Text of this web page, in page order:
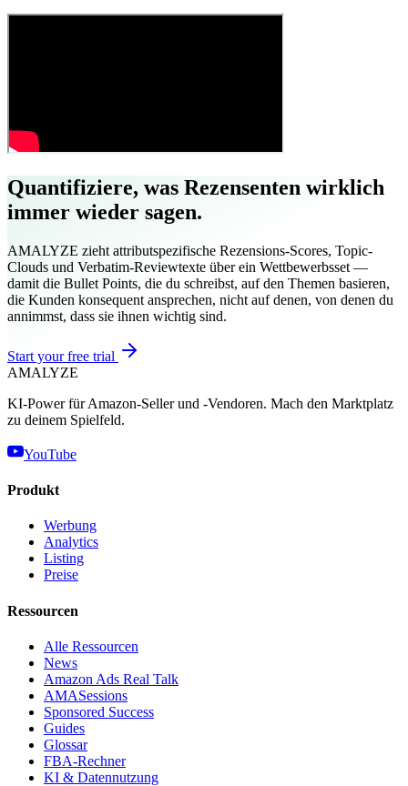
Quantifiziere, was Rezensenten wirklich
immer wieder sagen.
AMALYZE zieht attributspezifische Rezensions-Scores, Topic-
Clouds und Verbatim-Reviewtexte über ein Wettbewerbsset —
damit die Bullet Points, die du schreibst, auf den Themen basieren,
die Kunden konsequent ansprechen, nicht auf denen, von denen du
annimmst, dass sie ihnen wichtig sind.
Start your free trial
AMALYZE
KI-Power für Amazon-Seller und -Vendoren. Mach den Marktplatz
zu deinem Spielfeld.
YouTube
Produkt
Werbung
Analytics
Listing
Preise
Ressourcen
Alle Ressourcen
News
Amazon Ads Real Talk
AMASessions
Sponsored Success
Guides
Glossar
FBA-Rechner
KI & Datennutzung